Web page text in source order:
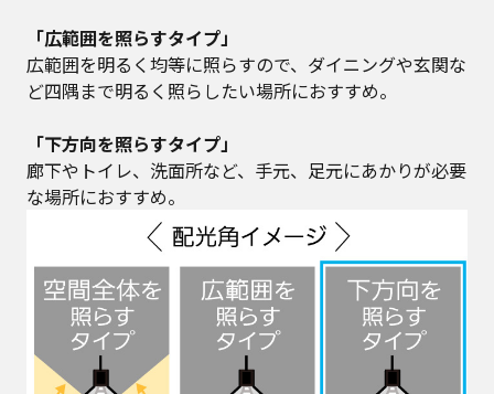
「広範囲を照らすタイプ」
広範囲を明るく均等に照らすので、ダイニングや玄関な
ど四隅まで明るく照らしたい場所におすすめ。
「下方向を照らすタイプ」
廊下やトイレ、洗面所など、手元、足元にあかりが必要
な場所におすすめ。